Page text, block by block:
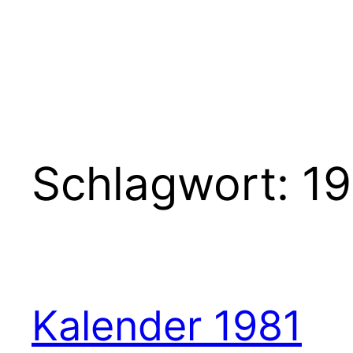
Schlagwort:
Kalender 1981